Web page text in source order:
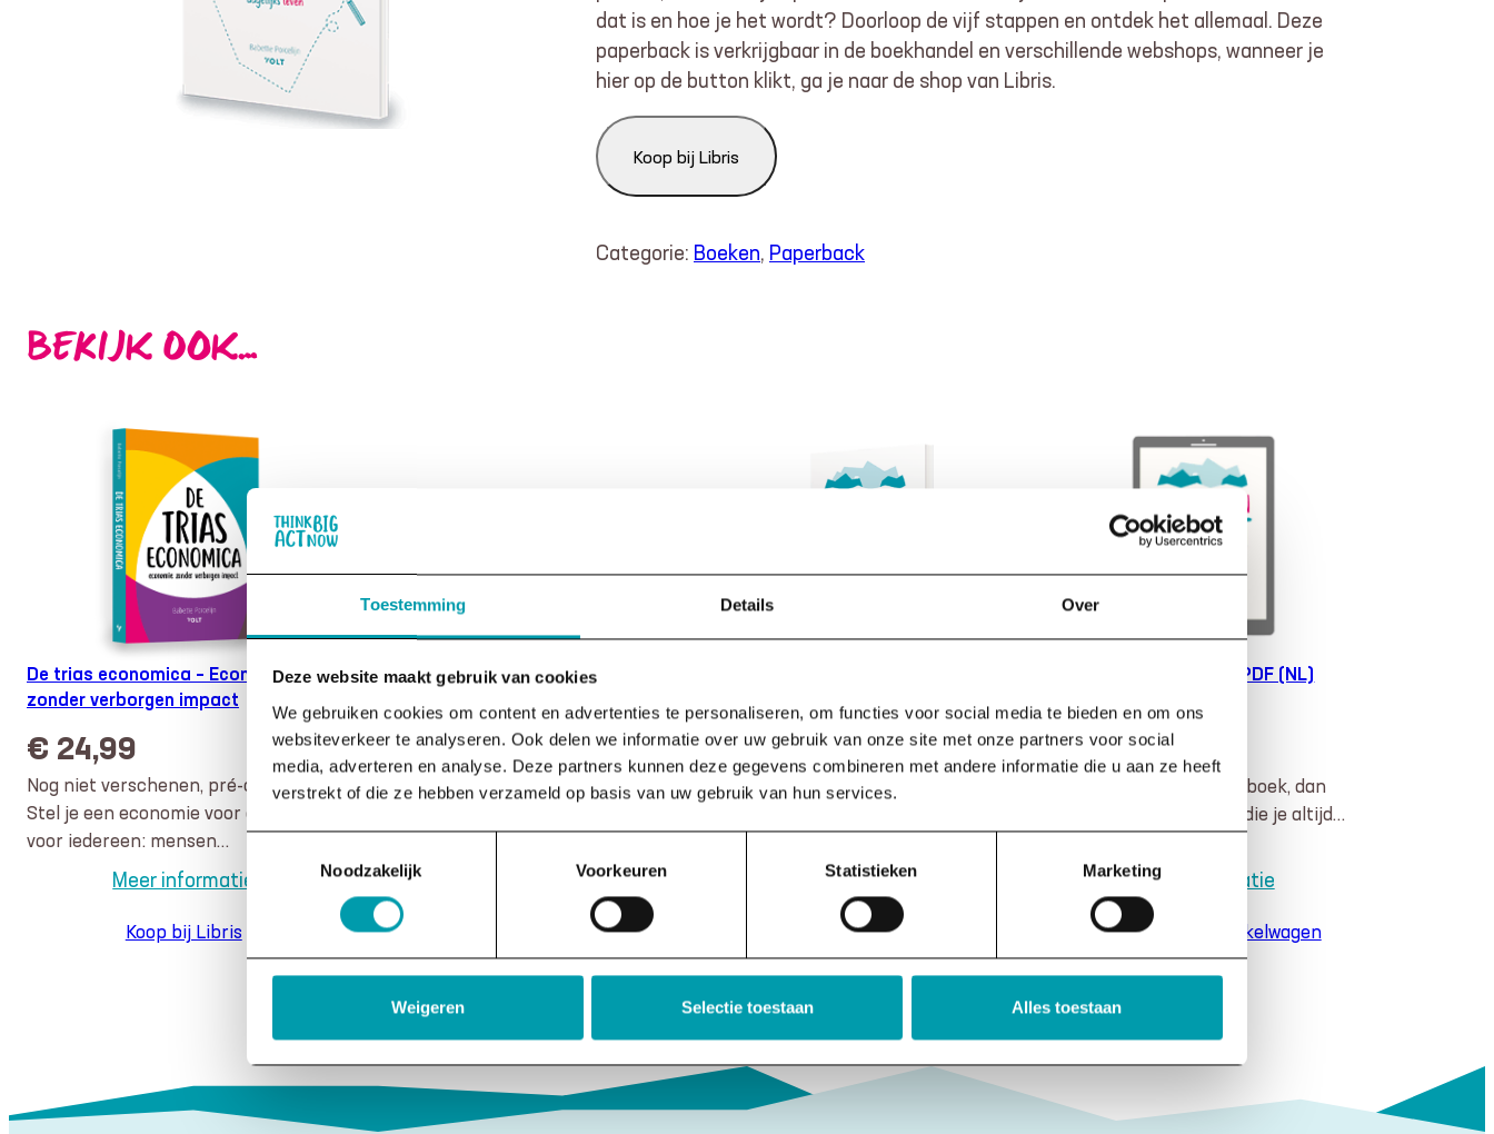
Toestemming Details Over
Deze website maakt gebruik van cookies
We gebruiken cookies om content en advertenties te personaliseren, om functies voor social media te bieden en om ons
websiteverkeer te analyseren. Ook delen we informatie over uw gebruik van onze site met onze partners voor social
media, adverteren en analyse. Deze partners kunnen deze gegevens combineren met andere informatie die u aan ze heeft
verstrekt of die ze hebben verzameld op basis van uw gebruik van hun services.
Noodzakelijk
Voorkeuren Statistieken Marketing
Weigeren Selectie toestaan Alles toestaan
dat is en hoe je het wordt? Doorloop de vijf stappen en ontdek het allemaal. Deze
paperback is verkrijgbaar in de boekhandel en verschillende webshops, wanneer je
hier op de button klikt, ga je naar de shop van Libris.
Koop bij Libris
Categorie: Boeken, Paperback
BEKIJK OOK…
De trias economica – Economie
zonder verborgen impact
€ 24,99
Nog niet verschenen, pré-order nu!
Stel je een economie voor die werkt
voor iedereen: mensen…
Meer informatie
economica
zonder
verborgen
impact
Koop bij Libris
De trias economica – PDF (NL)
€15,00
Kies je voor een digitaal boek, dan
Meer informatie:
De
trias
economica
(NL)
Toevoegen aan winkelwagen
€25,99
Hou je toch meer van lezen in een
Meer informatie
impact
(NL)
Koop bij Libris
De verborgen impact – PDF (NL)
€15,00
Kies je voor een digitaal boek, dan
kies je voor een variant die je altijd…
Meer informatie:
verborgen
Toevoegen aan winkelwagen